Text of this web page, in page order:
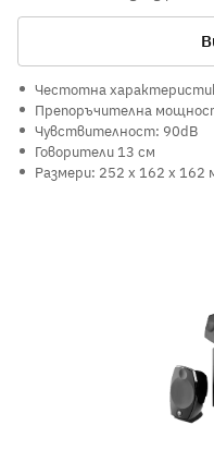
Честотна
Препоръчителна
Чувствителност: 90dB
Говорители 13 см
Размери: 252 x 162 x 162